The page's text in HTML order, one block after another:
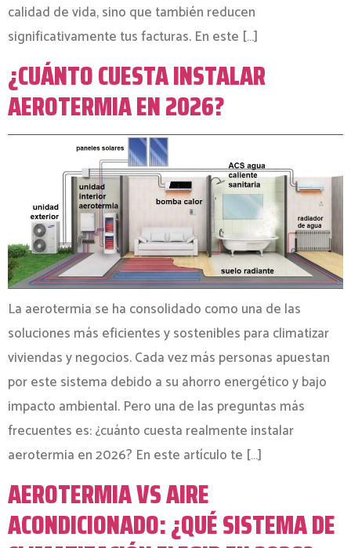
calidad de vida, sino que también reducen
significativamente tus facturas. En este […]
¿CUÁNTO CUESTA INSTALAR
AEROTERMIA EN 2026?
La aerotermia se ha consolidado como una de las
soluciones más eficientes y sostenibles para climatizar
viviendas y negocios. Cada vez más personas apuestan
por este sistema debido a su ahorro energético y bajo
impacto ambiental. Pero una de las preguntas más
frecuentes es: ¿cuánto cuesta realmente instalar
aerotermia en 2026? En este artículo te […]
AEROTERMIA VS AIRE
ACONDICIONADO: ¿QUÉ SISTEMA DE